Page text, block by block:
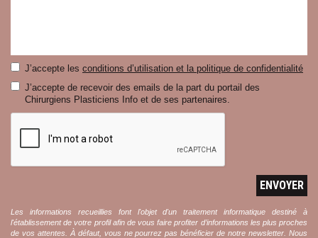
J’accepte les conditions d’utilisation et la politique de confidentialité
J’accepte de recevoir des emails de la part du portail des
Chirurgiens Plasticiens Info et de ses partenaires.
ENVOYER
Les informations recueillies font l'objet d'un traitement informatique destiné à
l'établissement de votre profil afin de vous faire profiter d’informations les plus proches
de vos attentes. À défaut, vous ne pourrez pas bénéficier de notre newsletter. Nous